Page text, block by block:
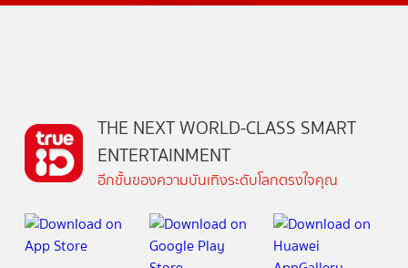
THE NEXT WORLD-CLASS SMART
ENTERTAINMENT
อีกขั้นของความบันเทิงระดับโลกตรงใจคุณ